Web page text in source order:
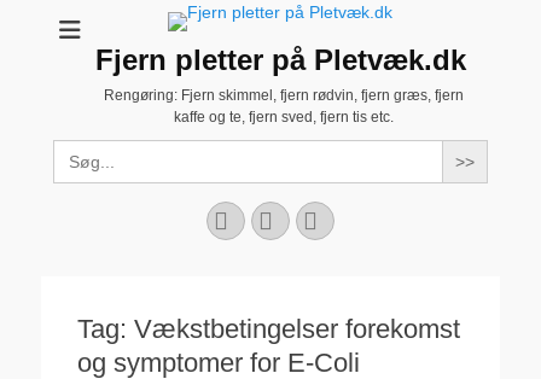
Fjern pletter på Pletvæk.dk
Rengøring: Fjern skimmel, fjern rødvin, fjern græs, fjern
kaffe og te, fjern sved, fjern tis etc.
Search
for:
Facebook
YouTubeInstagram
Tag: Vækstbetingelser forekomst
og symptomer for E-Coli